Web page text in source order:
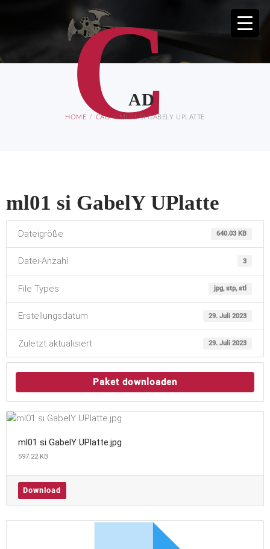
C
AD
HOME CAD ML01 SI GABELY UPLATTE
ml01 si GabelY UPlatte
Dateigröße 640.03 KB
Datei-Anzahl 3
File Types jpg, stp, stl
Erstellungsdatum 29. Juli 2023
Zuletzt aktualisiert 29. Juli 2023
Paket downloaden
ml01 si GabelY UPlatte.jpg
597.22 KB
Download